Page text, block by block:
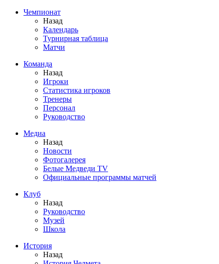
Чемпионат
Назад
Календарь
Турнирная таблица
Матчи
Команда
Назад
Игроки
Статистика игроков
Тренеры
Персонал
Руководство
Медиа
Назад
Новости
Фотогалерея
Белые Медведи TV
Официальные программы матчей
Клуб
Назад
Руководство
Музей
Школа
История
Назад